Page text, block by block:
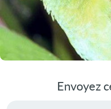
Envoyez